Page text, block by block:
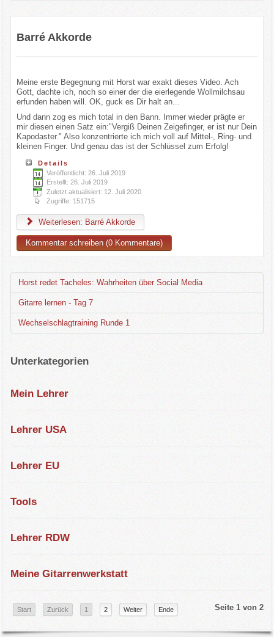
Barré Akkorde
Meine erste Begegnung mit Horst war exakt dieses Video. Ach
Gott, dachte ich, noch so einer der die eierlegende Wollmilchsau
erfunden haben will. OK, guck es Dir halt an...
Und dann zog es mich total in den Bann. Immer wieder prägte er
mir diesen einen Satz ein:"Vergiß Deinen Zeigefinger, er ist nur Dein
Kapodaster." Also konzentrierte ich mich voll auf Mittel-, Ring- und
kleinen Finger. Und genau das ist der Schlüssel zum Erfolg!
Details
Veröffentlicht: 26. Juli 2019
Erstellt: 26. Juli 2019
Zuletzt aktualisiert: 12. Juli 2020
Zugriffe: 151715
Weiterlesen: Barré Akkorde
Kommentar schreiben (0 Kommentare)
Horst redet Tacheles: Wahrheiten über Social Media
Gitarre lernen - Tag 7
Wechselschlagtraining Runde 1
Unterkategorien
Mein Lehrer
Lehrer USA
Lehrer EU
Tools
Lehrer RDW
Meine Gitarrenwerkstatt
Seite 1 von 2
Start Zurück 1 2 Weiter Ende